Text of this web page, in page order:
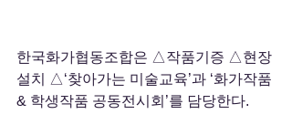
한국화가협동조합은 △작품기증 △현장
설치 △‘찾아가는 미술교육’과 ‘화가작품
& 학생작품 공동전시회’를 담당한다.